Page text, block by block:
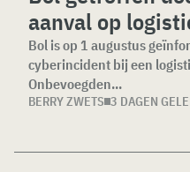
aanval op
Bol is op 1 augustus
cyberincident bij een
Onbevoegden...
BERRY ZWETS 3 DAGEN